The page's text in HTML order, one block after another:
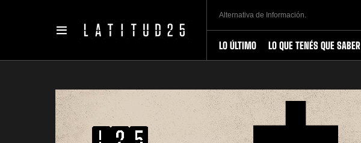
Alternativa de Información.
LO ÚLTIMO LO QUE TENÉS QUE SABER